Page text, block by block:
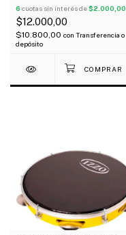
6 cuotas sin interés de$2.000,00
$12.000,00
$10.800,00 con Transferencia o
depósito